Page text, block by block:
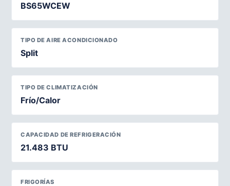
BS65WCEW
TIPO DE AIRE ACONDICIONADO
Split
TIPO DE CLIMATIZACIÓN
Frío/Calor
CAPACIDAD DE REFRIGERACIÓN
21.483 BTU
FRIGORÍAS